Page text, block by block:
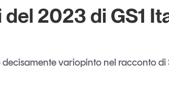
2023 di GS1
decisamente variopinto nel racconto di